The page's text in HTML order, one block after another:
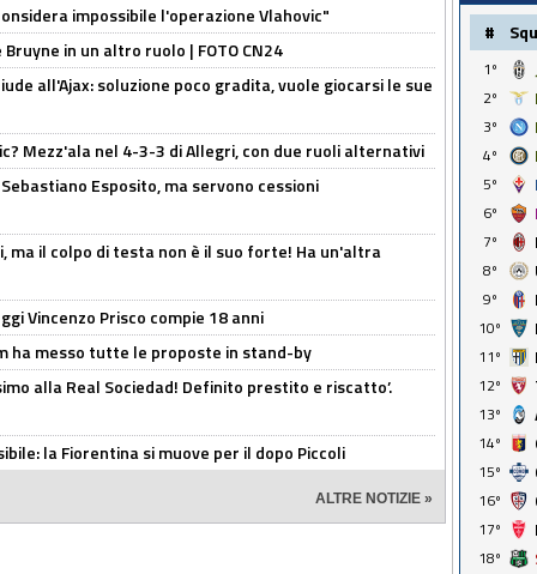
impossibile l'operazione Vlahovic"
in un altro ruolo | FOTO CN24
all'Ajax: soluzione poco gradita, vuole giocarsi le sue
Mezz'ala nel 4-3-3 di Allegri, con due ruoli alternativi
Esposito, ma servono cessioni
ma il colpo di testa non è il suo forte! Ha un'altra
Vincenzo Prisco compie 18 anni
ha messo tutte le proposte in stand-by
alla Real Sociedad! Definito prestito e riscatto’.
la Fiorentina si muove per il dopo Piccoli
ALTRE NOTIZIE »
#
1º
2º
3º
4º
5º
6º
7º
8º
9º
10º
11º
12º
13º
14º
15º
16º
17º
18º